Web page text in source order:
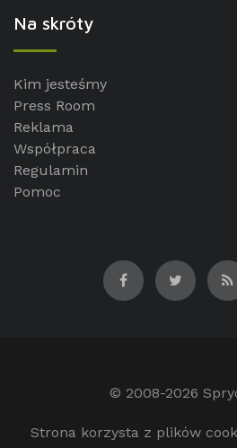
Na skróty
Kim jesteśmy
Press Room
Reklama
Współpraca
Regulamin
Pomoc
© 2008-2026
Strona korzysta z plików